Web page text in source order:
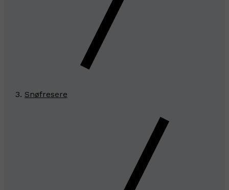
Snøfresere